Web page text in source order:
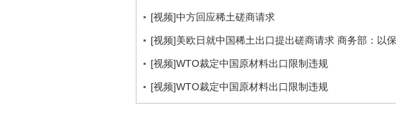
[视频]中方回应稀土磋商请求
[视频]美欧日就中国稀土出口提出磋商请求 商务部：以
[视频]WTO裁定中国原材料出口限制违规
[视频]WTO裁定中国原材料出口限制违规